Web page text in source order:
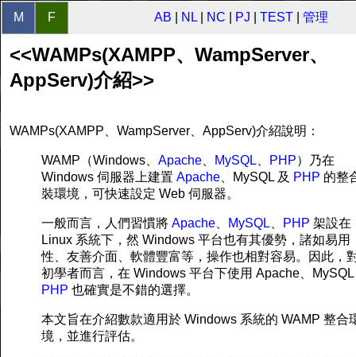
M F AB NL NC PJ TEST 管理
<<WAMPs(XAMPP、WampServer、
AppServ)介紹>>
WAMPs(XAMPP、WampServer、AppServ)介紹說明：
WAMP（Windows、 Apache MySQL PHP）乃在
Windows 伺服器上建置 Apache 、MySQL 及 PHP 的整
裝環境，可快速設定 Web 伺服器。
一般而言，人們習慣將 Apache MySQL PHP 架設在
Linux 系統下，然 Windows 平台也有其優勢，諸如易用
性、友善介面、軟體豐富等，操作也相對容易。因此，
初學者而言，在 Windows 平台下使用 Apache、
PHP 也確實是不錯的選擇。
本文旨在介紹數款適用於 Windows 系統的 WAMP 整合
境，並進行評估。